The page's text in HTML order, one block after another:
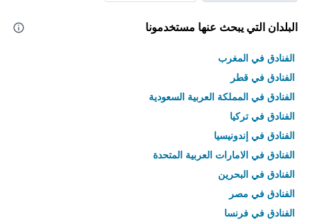
البلدان التي يبحث عنها مستخدمونا
الفنادق في المغرب
الفنادق في قطر
الفنادق في المملكة العربية السعودية
الفنادق في تركيا
الفنادق في إندونيسيا
الفنادق في الامارات العربية المتحدة
الفنادق في البحرين
الفنادق في مصر
الفنادق في فرنسا